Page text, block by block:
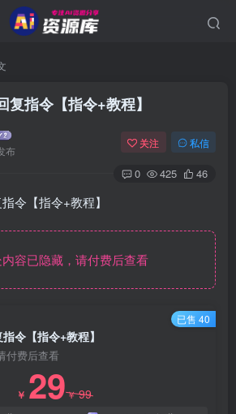
指令【指令+教程】
布
关注 私信
0 425 46
令【指令+教程】
容已隐藏，请付费后查看
令【指令+教程】
付费后查看
￥ 29￥99
已售 40